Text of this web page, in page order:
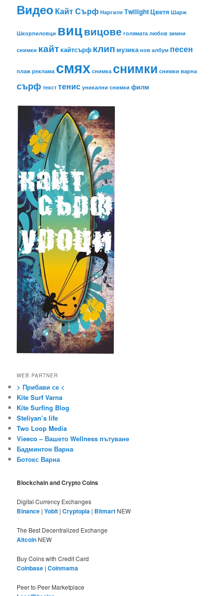
Видео Кайт Сърф Наргиле ТwilightЦветя Шарж
Шкорпиловци вицвицове голямата любов зимни
снимки кайт кайтсърф клип музика нов албум песен
плаж реклама смях снимка снимки снимки варна
сърф текст тенис уникални снимки филм
WEB PARTNER
> Прибави се <
Kite Surf Varna
Kite Surfing Blog
Steliyan’s life
Two Loop Media
Vieeco – Вашето Wellness пътуване
Бадминтон Варна
Ботокс Варна
Blockchain and Crypto Coins
Digital Currency Exchanges
Binance |Yobit |Cryptopia | Bitmart NEW
The Best Decentralized Exchange
Altcoin NEW
Buy Coins with Credit Card
Coinbase |Coinmama
Peer to Peer Marketplace